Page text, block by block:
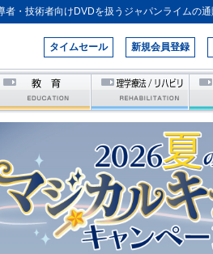
・技術者向けDVDを扱うジャパンライムの通
タイムセール 新規会員登録